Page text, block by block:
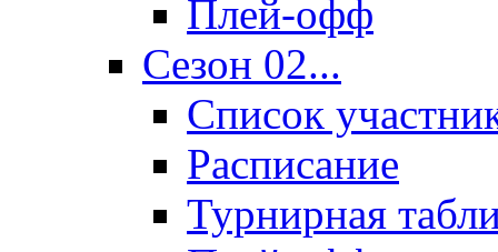
Плей-офф
Сезон 02...
Список
Расписание
Турнирная